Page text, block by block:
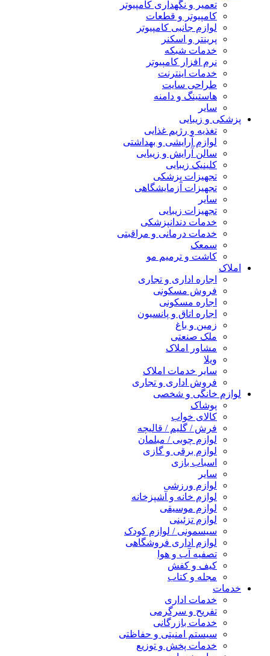
تعمیر و نگهداری کامپیوتر
کامپیوتر و قطعات
لوازم جانبی کامپیوتر
پرینتر و اسکنر
خدمات شبکه
نرم افزار کامپیوتر
خدمات اینترنت
طراحی سایت
هاستینگ و دامنه
سایر
پزشکی و زیبایی
تغذیه و رژیم غذایی
لوازم آرایشی و بهداشتی
سالن آرایش و زیبایی
کلینیک زیبایی
تجهیزات پزشکی
تجهیزات آزمایشگاهی
سایر
تجهیزات زیبایی
خدمات دندانپزشکی
خدمات درمانی و مراقبتی
سمعک
کاشت و ترمیم مو
املاک
اجاره اداری و تجاری
فروش مسکونی
اجاره مسکونی
اجاره اتاق و پانسیون
زمین و باغ
ملک صنعتی
مشاور املاک
ویلا
سایر خدمات املاک
فروش اداری و تجاری
لوازم خانگی و شخصی
پوشاک
کالای خواب
فرش / گلیم / قالیچه
لوازم چوبی / مبلمان
لوازم برقی و گازی
اسباب بازی
سایر
لوازم ورزشی
لوازم خانه و آشپزخانه
لوازم موسیقی
لوازم تزئینی
سیسمونی / لوازم کودک
لوازم اداری فروشگاهی
تصفیه آب و هوا
کیف و کفش
مجله و کتاب
خدمات
خدمات اداری
تفریح و سرگرمی
خدمات بازرگانی
سیستم امنیتی و حفاظتی
خدمات پخش و توزیع